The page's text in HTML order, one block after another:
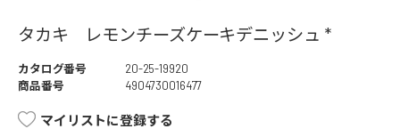
タカキ レモンチーズケーキデニッシュ *
カタログ番号
20-25-19920
商品番号
4904730016477
マイリストに登録する